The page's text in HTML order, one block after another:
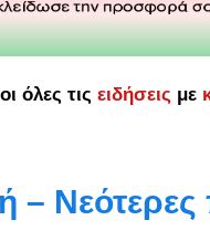
όλες τις ειδήσεις με
Νεότερες